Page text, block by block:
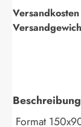
Beschreibung
Format